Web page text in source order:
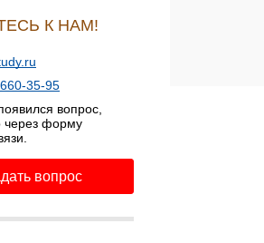
К НАМ!
35-95
вопрос,
через форму
вопрос